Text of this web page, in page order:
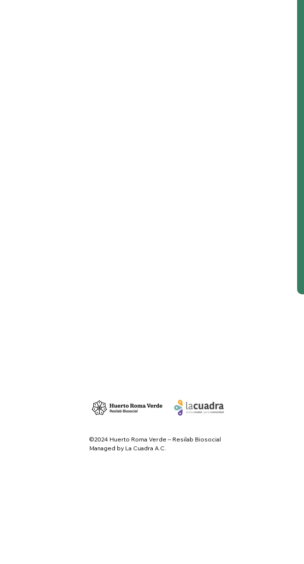
©2024 Huerto Roma Verde – Resilab Biosocial
Managed by La Cuadra A.C.